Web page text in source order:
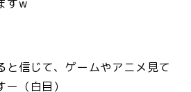
すw
と信じて、ゲームやアニメ見て
（白目）